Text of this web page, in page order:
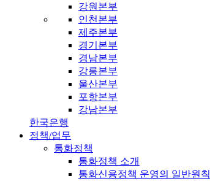
강원본부
인천본부
제주본부
경기본부
경남본부
강릉본부
울산본부
포항본부
강남본부
한국은행
정책/업무
통화정책
통화정책 소개
통화신용정책 운영의 일반원칙